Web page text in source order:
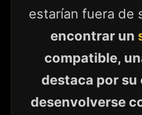
estarían fuera de
encontrar un
compatible,
destaca por su
desenvolverse